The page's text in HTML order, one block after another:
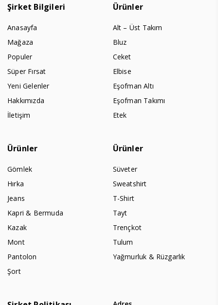
Şirket Bilgileri
Anasayfa
Mağaza
Populer
Süper Fırsat
Yeni Gelenler
Hakkımızda
İletişim
Ürünler
Alt – Üst Takım
Bluz
Ceket
Elbise
Eşofman Altı
Eşofman Takımı
Etek
Ürünler
Gömlek
Hırka
Jeans
Kapri & Bermuda
Kazak
Mont
Pantolon
Şort
Ürünler
Süveter
Sweatshirt
T-Shirt
Tayt
Trençkot
Tulum
Yağmurluk & Rüzgarlık